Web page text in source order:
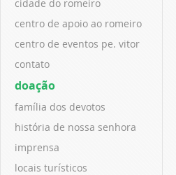
cidade do romeiro
centro de apoio ao romeiro
centro de eventos pe. vitor
contato
doação
família dos devotos
história de nossa senhora
imprensa
locais turísticos